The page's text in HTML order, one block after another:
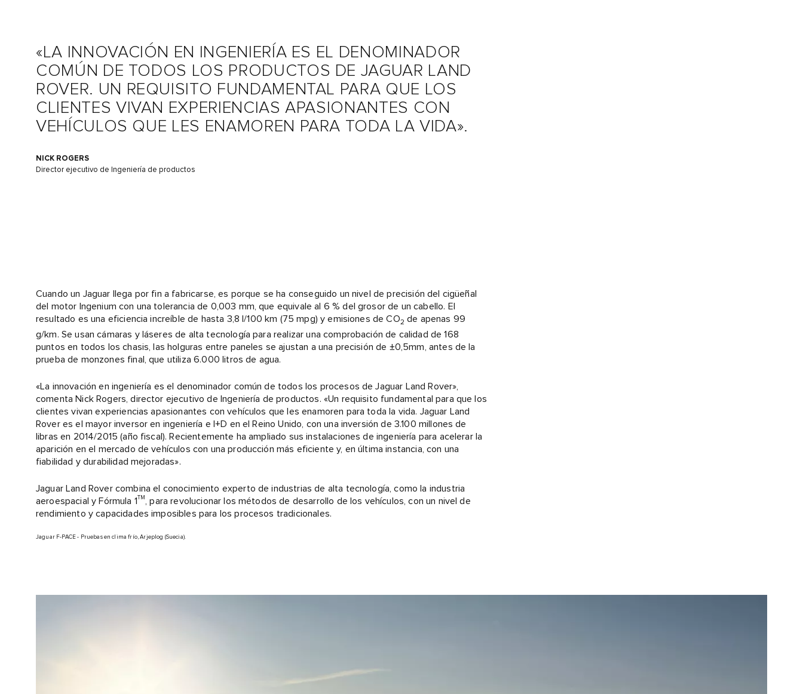
«LA INNOVACIÓN EN INGENIERÍA ES EL DENOMINADOR
COMÚN DE TODOS LOS PRODUCTOS DE JAGUAR LAND
ROVER. UN REQUISITO FUNDAMENTAL PARA QUE LOS
CLIENTES VIVAN EXPERIENCIAS APASIONANTES CON
VEHÍCULOS QUE LES ENAMOREN PARA TODA LA VIDA».
NICK ROGERS
Director ejecutivo de Ingeniería de productos
Cuando un Jaguar llega por fin a fabricarse, es porque se ha conseguido un nivel de precisión del cigüeñal
del motor Ingenium con una tolerancia de 0,003 mm, que equivale al 6 % del grosor de un cabello. El
resultado es una eficiencia increíble de hasta 3,8 l/100 km (75 mpg) y emisiones de CO2 de apenas 99
g/km. Se usan cámaras y láseres de alta tecnología para realizar una comprobación de calidad de 168
puntos en todos los chasis, las holguras entre paneles se ajustan a una precisión de ±0,5mm, antes de la
prueba de monzones final, que utiliza 6.000 litros de agua.
«La innovación en ingeniería es el denominador común de todos los procesos de Jaguar Land Rover»,
comenta Nick Rogers, director ejecutivo de Ingeniería de productos. «Un requisito fundamental para que los
clientes vivan experiencias apasionantes con vehículos que les enamoren para toda la vida. Jaguar Land
Rover es el mayor inversor en ingeniería e I+D en el Reino Unido, con una inversión de 3.100 millones de
libras en 2014/2015 (año fiscal). Recientemente ha ampliado sus instalaciones de ingeniería para acelerar la
aparición en el mercado de vehículos con una producción más eficiente y, en última instancia, con una
fiabilidad y durabilidad mejoradas».
Jaguar Land Rover combina el conocimiento experto de industrias de alta tecnología, como la industria
aeroespacial y Fórmula 1 TM
, para revolucionar los métodos de desarrollo de los vehículos, con un nivel de
rendimiento y capacidades imposibles para los procesos tradicionales.
Jaguar F-PACE - Pruebas en clima frío, Arjeplog (Suecia).